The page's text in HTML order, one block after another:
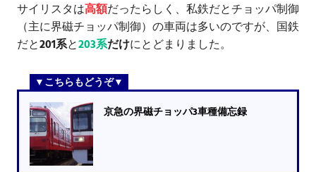
サイリスタは高額だったらしく、私鉄だとチョッパ制御
（主に界磁チョッパ制御）の車両は多いのですが、国鉄
だと201系と203系だけにとどまりました。
京急の界磁チョッパ3車種備忘録